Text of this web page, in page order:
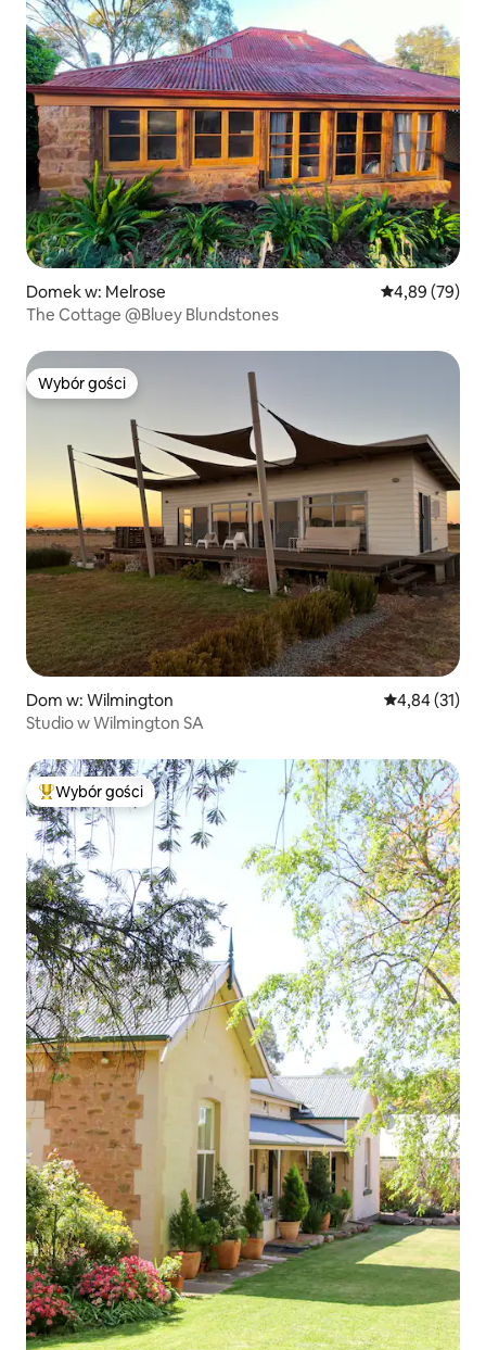
Domek w: Melrose Średnia
4,89 (79)
The Cottage @Bluey Blundstones
Wybór gości
Wybór gości
Dom w: Wilmington Średnia
4,84 (31)
Studio w Wilmington SA
Najpopularniejsze z kategorii Wybór gości
Wybór gości